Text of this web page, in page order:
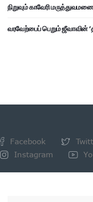
நிறுவும் காவேரி
வரவேற்பைப் பெறும் ஜீவாவின்
Facebook
Instagram